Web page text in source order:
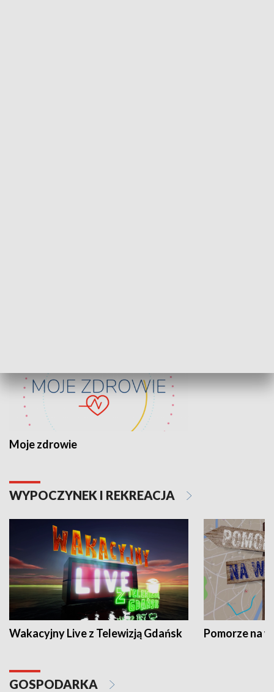
Moje zdrowie
WYPOCZYNEK I REKREACJA
Wakacyjny Live z Telewizją Gdańsk Pomorze na
GOSPODARKA